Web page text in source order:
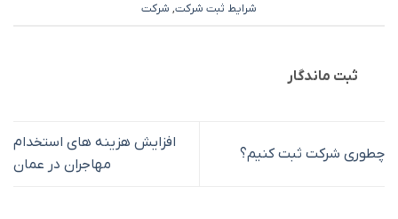
شرایط ثبت شرکت, شرکت
ثبت ماندگار
چطوری شرکت ثبت کنیم؟
افزایش هزینه های استخدام
مهاجران در عمان